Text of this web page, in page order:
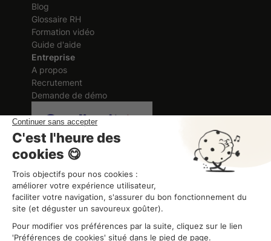
Blog
Glossaire RH
Formation vidéo
Guide d'aide
Entreprise
A propos
Recrutement
Demande de démo
Certification délivrée au titre des
actions de formation
ORGANISME DE FORMATION